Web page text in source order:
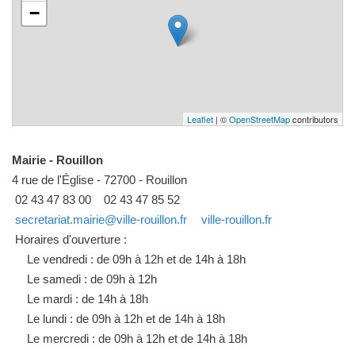
−
Leaflet | ©OpenStreetMapcontributors
Mairie - Rouillon
4 rue de l'Église - 72700 - Rouillon
02 43 47 83 00
02 43 47 85 52
secretariat.mairie@ville-rouillon.fr
ville-rouillon.fr
Horaires d'ouverture :
Le vendredi : de 09h à 12h et de 14h à 18h
Le samedi : de 09h à 12h
Le mardi : de 14h à 18h
Le lundi : de 09h à 12h et de 14h à 18h
Le mercredi : de 09h à 12h et de 14h à 18h